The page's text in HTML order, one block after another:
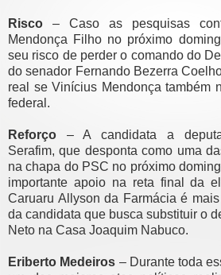
Risco – Caso as pesquisas
Mendonça Filho no próximo
seu risco de perder o comando do
do senador Fernando Bezerra
real se Vinícius Mendonça também
federal.
Reforço – A candidata a
Serafim, que desponta como uma
na chapa do PSC no próximo
importante apoio na reta final da
Caruaru Allyson da Farmácia é
da candidata que busca substituir o
Neto na Casa Joaquim Nabuco.
Eriberto Medeiros – Durante toda